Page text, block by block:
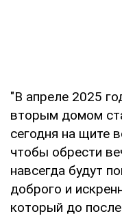
"В апреле 2025
вторым домом
сегодня на щите
чтобы обрести
навсегда будут
доброго и
который до